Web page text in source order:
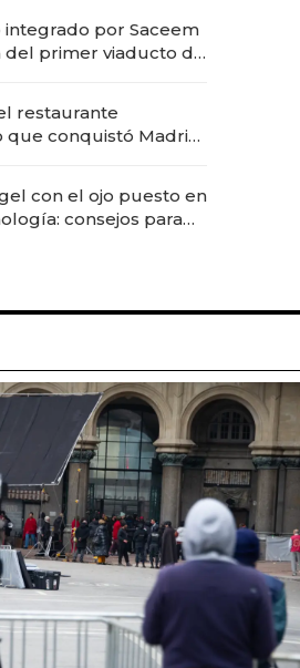
integrado por Saceem
del primer viaducto de
restaurante
que conquistó Madrid:
y prepara apertura
con el ojo puesto en
consejos para